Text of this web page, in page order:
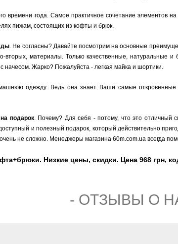
времени года. Самое практичное сочетание элементов
пижам, состоящих из кофты и брюк.
. Не согласны? Давайте посмотрим на основные
материалы. Только качественные, натуральные
Жарко? Пожалуйста - легкая майка и шортики.
одежду. Ведь она знает Ваши самые откровенные
подарок. Почему? Для себя - потому, что это отличный
и полезный подарок, который действительно
не сложно. Менеджеры магазина 60m.com.ua всегда
Низкие цены, скидки. Цена 968 грн,
- ОТЗЫВЫ О